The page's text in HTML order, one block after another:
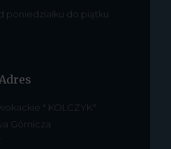
poniedziałku do piątku
Adres
" KOLCZYK"
Górnicza